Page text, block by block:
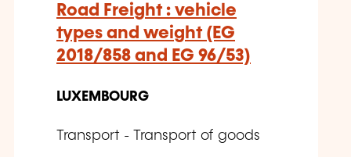
Road Freight : vehicle
types and weight (EG
2018/858 and EG 96/53)
LUXEMBOURG
Transport - Transport of goods